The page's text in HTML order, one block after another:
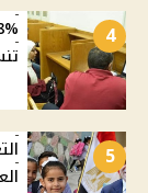
4
5
العام